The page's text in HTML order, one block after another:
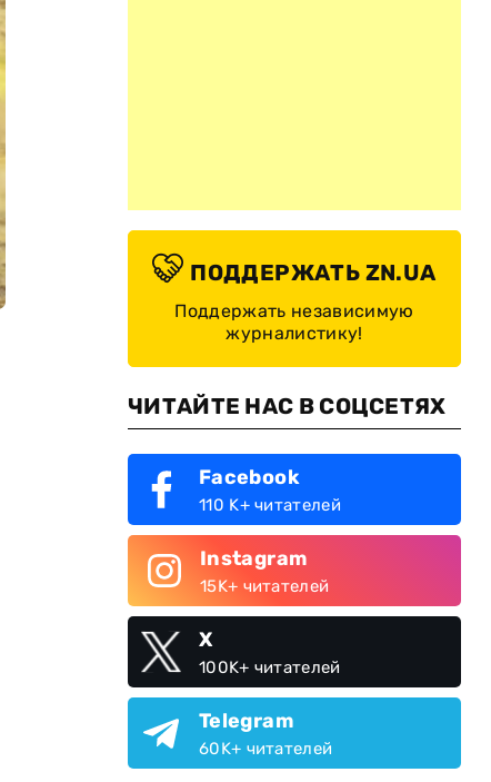
ПОДДЕРЖАТЬ ZN.UA
Поддержать независимую
журналистику!
ЧИТАЙТЕ НАС В СОЦСЕТЯХ
Facebook
110 K+ читателей
Instagram
15K+ читателей
X
100K+ читателей
Telegram
60K+ читателей